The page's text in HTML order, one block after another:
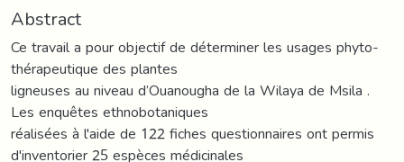
Abstract
Ce travail a pour objectif de déterminer les usages phyto-
thérapeutique des plantes
ligneuses au niveau d’Ouanougha de la Wilaya de Msila .
Les enquêtes ethnobotaniques
réalisées à l'aide de 122 fiches questionnaires ont permis
d'inventorier 25 espèces médicinales